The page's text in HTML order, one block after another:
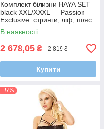
Комплект білизни HAYA SET
black XXL/XXXL — Passion
Exclusive: стринги, ліф, пояс
для панчіх
В наявності
2 678,05 ₴ 2 819 ₴
Купити
–5%